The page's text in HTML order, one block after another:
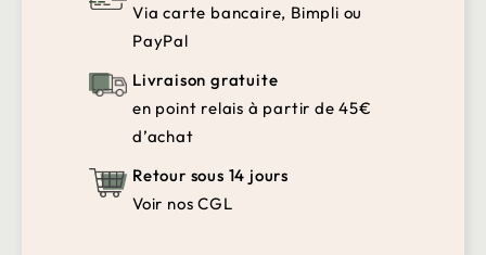
Via carte bancaire, Bimpli ou
PayPal
Livraison gratuite
en point relais à partir de 45€
d’achat
Retour sous 14 jours
Voir nos CGL